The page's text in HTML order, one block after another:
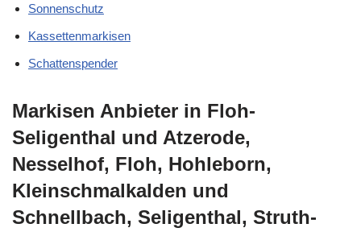
Sonnenschutz
Kassettenmarkisen
Schattenspender
Markisen Anbieter in Floh-
Seligenthal und Atzerode,
Nesselhof, Floh, Hohleborn,
Kleinschmalkalden und
Schnellbach, Seligenthal, Struth-